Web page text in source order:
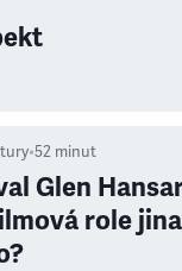
•52 minut
Glen
role